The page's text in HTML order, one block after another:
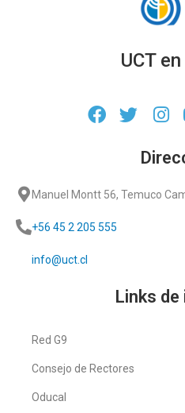
UCT
Manuel Montt 56, Temuco
+56 45 2 205 555
info@uct.cl
Links
Red G9
Consejo de Rectores
Oducal